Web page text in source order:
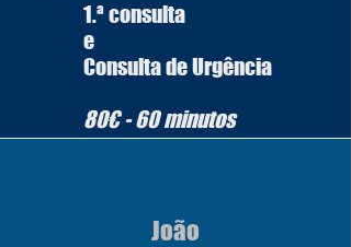
1.ª consulta
e
Consulta de Urgência
80€ -60 minutos
João